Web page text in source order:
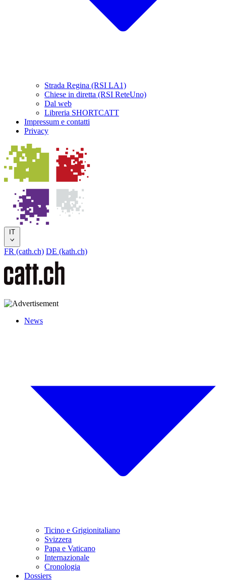
Strada Regina (RSI LA1)
Chiese in diretta (RSI ReteUno)
Dal web
Libreria SHORTCATT
Impressum e contatti
Privacy
IT
FR (cath.ch) DE (kath.ch)
News
Ticino e Grigionitaliano
Svizzera
Papa e Vaticano
Internazionale
Cronologia
Dossiers